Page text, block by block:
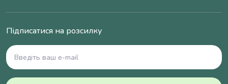
Підписатися на розсилку